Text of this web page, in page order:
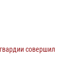
совершил